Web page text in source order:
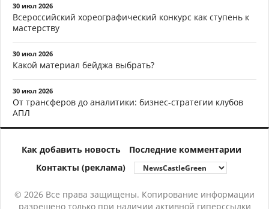
30 июл 2026
Всероссийский хореографический конкурс как ступень к
мастерству
30 июл 2026
Какой материал бейджа выбрать?
30 июл 2026
От трансферов до аналитики: бизнес-стратегии клубов
АПЛ
Как добавить новость
Последние комментарии
Контакты (реклама)
© 2026 Все права защищены. Копирование информации
разрешено только при наличии активной гиперссылки